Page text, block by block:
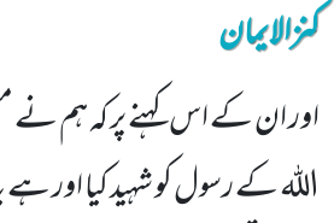
کنزالایمان
اور ان کے اس کہنے پر کہ ہم نے
اللہ کے رسول کو شہید کیا اور